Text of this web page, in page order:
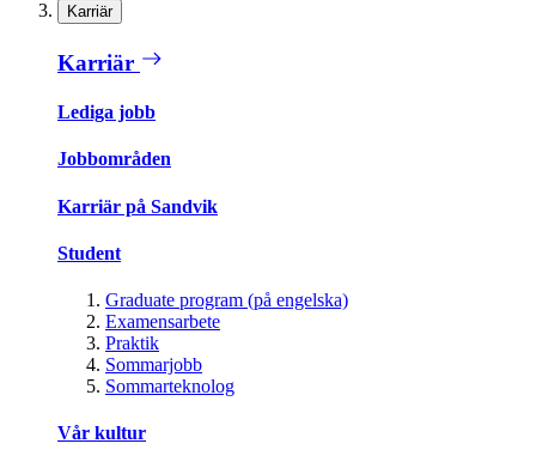
Karriär
Karriär
Lediga jobb
Jobbområden
Karriär på Sandvik
Student
Graduate program (på engelska)
Examensarbete
Praktik
Sommarjobb
Sommarteknolog
Vår kultur